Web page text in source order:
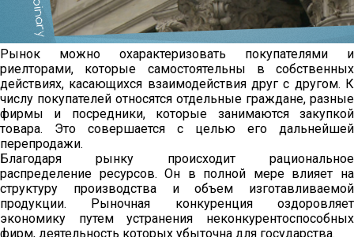
Рынок можно охарактеризовать покупателями и
риелторами, которые самостоятельны в собственных
действиях, касающихся взаимодействия друг с другом. К
числу покупателей относятся отдельные граждане, разные
фирмы и посредники, которые занимаются закупкой
товара. Это совершается с целью его дальнейшей
перепродажи.
Благодаря рынку происходит рациональное
распределение ресурсов. Он в полной мере влияет на
структуру производства и объем изготавливаемой
продукции. Рыночная конкуренция оздоровляет
экономику путем устранения неконкурентоспособных
фирм, деятельность которых убыточна для государства.